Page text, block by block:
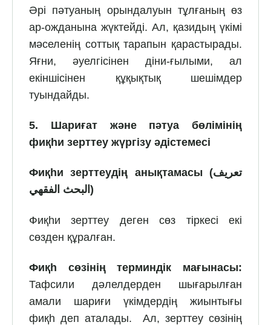
Әрі пәтуаның орындалуын тұлғаның өз
ар-ожданына жүктейді. Ал, қазидың үкімі
мәселенің соттық тарапын қарастырады.
Яғни, әуелгісінен діни-ғылыми, ал
екіншісінен құқықтық шешімдер
туындайды.
5. Шариғат және пәтуа бөлімінің
фиқһи зерттеу жүргізу әдістемесі
Фиқһи зерттеудің анықтамасы (تعريف
البحث الفقهي)
Фиқһи зерттеу деген сөз тіркесі екі
сөзден құралған.
Фиқһ сөзінің терминдік мағынасы:
Тафсили дәлелдерден шығарылған
амали шариғи үкімдердің жиынтығы
фиқһ деп аталады. Ал, зерттеу сөзінің